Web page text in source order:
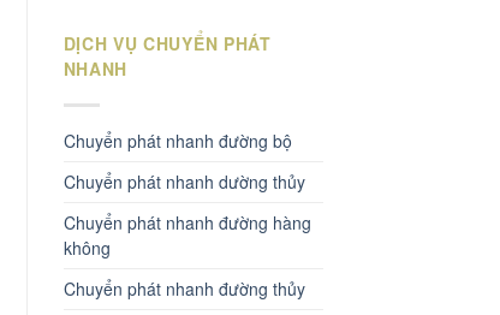
DỊCH VỤ CHUYỂN PHÁT
NHANH
Chuyển phát nhanh đường bộ
Chuyển phát nhanh dường thủy
Chuyển phát nhanh đường hàng
không
Chuyển phát nhanh đường thủy